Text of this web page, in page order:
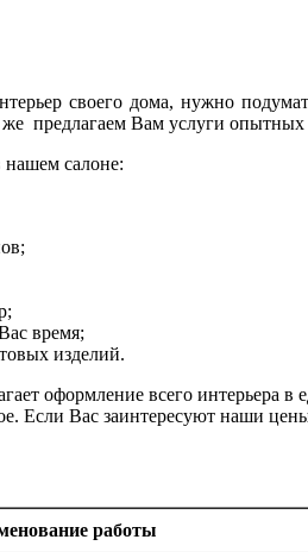
своего дома, нужно
же предлагаем Вам услуги
салоне:
время;
изделий.
оформление всего интерьера
Если Вас заинтересуют наши
работы